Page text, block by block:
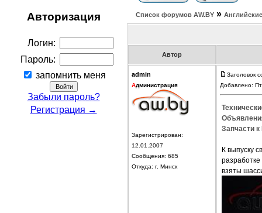
Авторизация
Логин:
Пароль:
запомнить меня
Забыли пароль?
Регистрация →
Список форумов АW.BY »
Автор
admin
Администрация
Зарегистрирован:
12.01.2007
Сообщения: 685
Откуда: г. Минск
Заголовок
Добавлено:
Запчасти
К выпуску
взяты